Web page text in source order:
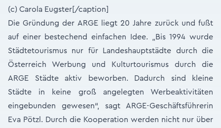
(c) Carola Eugster[/caption]
Die Gründung der ARGE liegt 20 Jahre zurück und fußt
auf einer bestechend einfachen Idee. „Bis 1994 wurde
Städtetourismus nur für Landeshauptstädte durch die
Österreich Werbung und Kulturtourismus durch die
ARGE Städte aktiv beworben. Dadurch sind kleine
Städte in keine groß angelegten Werbeaktivitäten
eingebunden gewesen“, sagt ARGE-Geschäftsführerin
Eva Pötzl. Durch die Kooperation werden nicht nur über